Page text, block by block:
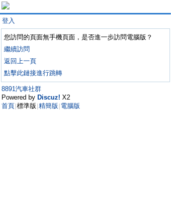
登入
您訪問的頁面無手機頁面，是否進一步訪問電腦版？
繼續訪問
返回上一頁
點擊此鏈接進行跳轉
8891汽車社群
Powered by Discuz! X2
首頁 標準版 精簡版 電腦版